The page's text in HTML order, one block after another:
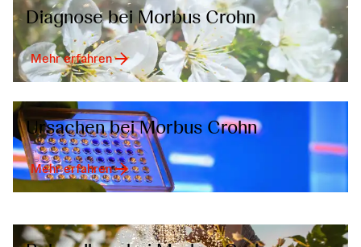
Diagnose bei Morbus Crohn
Mehr erfahren
Ursachen bei Morbus Crohn
Mehr erfahren